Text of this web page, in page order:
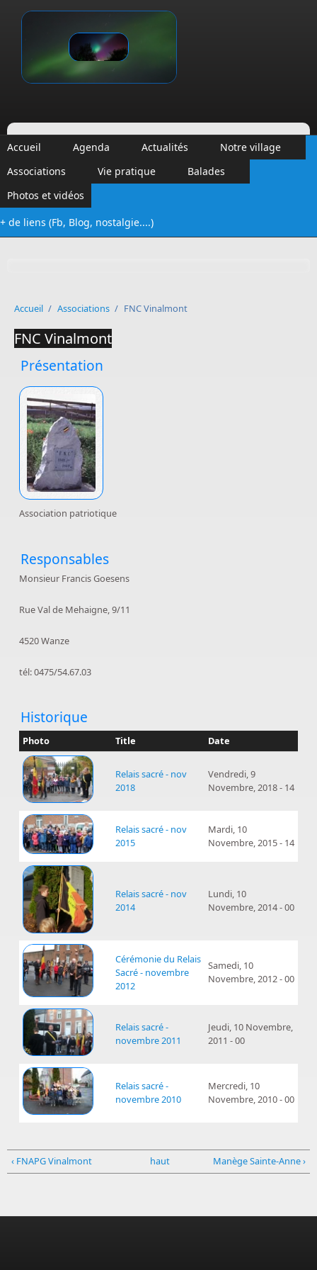
Vinalmont
Accueil Agenda Actualités
Notre village
Associations
Vie pratique
Balades
Photos et vidéos
+ de liens (Fb, Blog, nostalgie....)
Accueil / Associations / FNC Vinalmont
FNC Vinalmont
Présentation
Association patriotique
Responsables
Monsieur Francis Goesens
Rue Val de Mehaigne, 9/11
4520 Wanze
tél: 0475/54.67.03
Historique
Photo Title Date
Relais sacré - nov
2018
Vendredi, 9
Novembre, 2018 - 14
Relais sacré - nov
2015
Mardi, 10
Novembre, 2015 - 14
Relais sacré - nov
2014
Lundi, 10
Novembre, 2014 - 00
Cérémonie du Relais
Sacré - novembre
2012
Samedi, 10
Novembre, 2012 - 00
Relais sacré -
novembre 2011
Jeudi, 10 Novembre,
2011 - 00
Relais sacré -
novembre 2010
Mercredi, 10
Novembre, 2010 - 00
‹ FNAPG Vinalmont haut Manège Sainte-Anne ›